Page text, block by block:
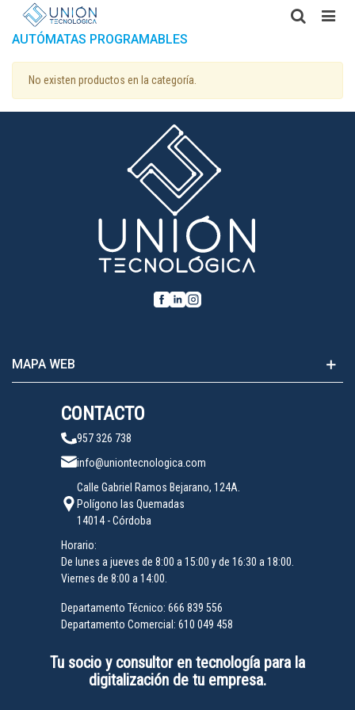
AUTÓMATAS PROGRAMABLES
No existen productos en la categoría.
MAPA WEB
CONTACTO
957 326 738
info@uniontecnologica.com
Calle Gabriel Ramos Bejarano, 124A.
Polígono las Quemadas
14014 - Córdoba
Horario:
De lunes a jueves de 8:00 a 15:00 y de 16:30 a 18:00.
Viernes de 8:00 a 14:00.
Departamento Técnico: 666 839 556
Departamento Comercial: 610 049 458
Tu socio y consultor en tecnología para la
digitalización de tu empresa.